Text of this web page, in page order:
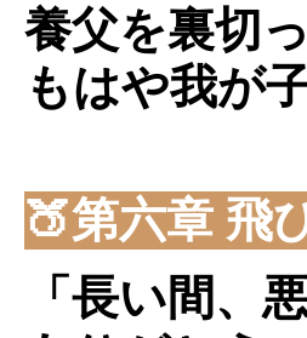
養父を裏切
もはや我が
🍑第六章 飛
「長い間、